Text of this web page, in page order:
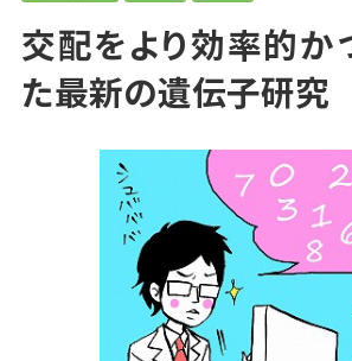
交配をより効率的か
た最新の遺伝子研究